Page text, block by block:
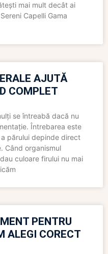
mai mult decât ai
Capelli Gama
AJUTĂ
COMPLET
se întreabă dacă nu
Întrebarea este
părului depinde direct
Când organismul
culoare firului nu mai
PENTRU
ALEGI CORECT